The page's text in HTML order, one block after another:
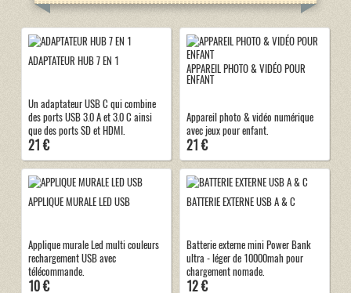
ADAPTATEUR HUB 7 EN 1
Un adaptateur USB C qui combine
des ports USB 3.0 A et 3.0 C ainsi
que des ports SD et HDMI.
21 €
APPAREIL PHOTO & VIDÉO POUR
ENFANT
Appareil photo & vidéo numérique
avec jeux pour enfant.
21 €
APPLIQUE MURALE LED USB
Applique murale Led multi couleurs
rechargement USB avec
télécommande.
10 €
BATTERIE EXTERNE USB A & C
Batterie externe mini Power Bank
ultra - léger de 10000mah pour
chargement nomade.
12 €